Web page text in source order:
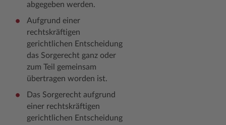
Ukrainehilfe
Woche der Seelischen Gesundheit
#MeinStormarn
Karrieretag
Was ist ein Kreis?
Zahlen, Daten, Fakten
abgegeben werden.
Aufgrund einer
rechtskräftigen
gerichtlichen Entscheidung
das Sorgerecht ganz oder
zum Teil gemeinsam
übertragen worden ist.
Das Sorgerecht aufgrund
einer rechtskräftigen
gerichtlichen Entscheidung